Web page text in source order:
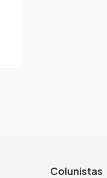
Colunistas